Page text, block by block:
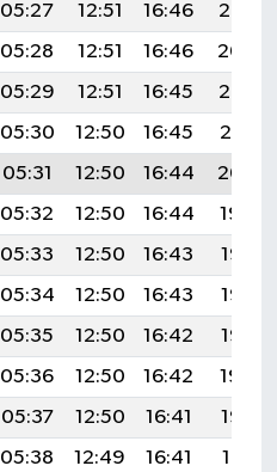
05:27 12:51 16:46
20:05
05:28 12:51 16:46
20:04
05:29 12:51 16:45
20:03
05:30 12:50 16:45
20:01
05:31 12:50 16:44
20:00
05:32 12:50 16:44
19:59
05:33 12:50 16:43
19:58
05:34 12:50 16:43
19:56
05:35 12:50 16:42
19:55
05:36 12:50 16:42
19:54
05:37 12:50 16:41
19:52
05:38 12:49 16:41
19:51